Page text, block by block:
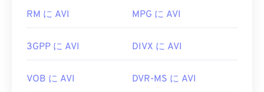
初回リリース:
https://en.wikipedia.org/wiki/オーディオインター
す。AVIファイルが開かない場合は、
Microsoft
初回リリース:
RM に AVI MPG に AVI
3GPP に AVI DIVX に AVI
VOB に AVI DVR-MS に AVI